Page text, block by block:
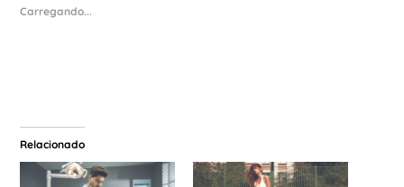
Carregando...
Relacionado